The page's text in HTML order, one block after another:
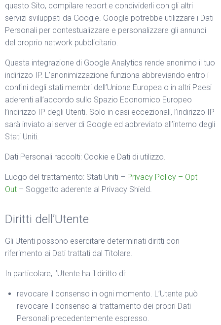
questo Sito, compilare report e condividerli con gli altri
servizi sviluppati da Google. Google potrebbe utilizzare i Dati
Personali per contestualizzare e personalizzare gli annunci
del proprio network pubblicitario.
Questa integrazione di Google Analytics rende anonimo il tuo
indirizzo IP. L’anonimizzazione funziona abbreviando entro i
confini degli stati membri dell’Unione Europea o in altri Paesi
aderenti all’accordo sullo Spazio Economico Europeo
l’indirizzo IP degli Utenti. Solo in casi eccezionali, l’indirizzo IP
sarà inviato ai server di Google ed abbreviato all’interno degli
Stati Uniti.
Dati Personali raccolti: Cookie e Dati di utilizzo.
Luogo del trattamento: Stati Uniti – Privacy Policy – Opt
Out – Soggetto aderente al Privacy Shield.
Diritti dell’Utente
Gli Utenti possono esercitare determinati diritti con
riferimento ai Dati trattati dal Titolare.
In particolare, l’Utente ha il diritto di:
revocare il consenso in ogni momento. L’Utente può
revocare il consenso al trattamento dei propri Dati
Personali precedentemente espresso.